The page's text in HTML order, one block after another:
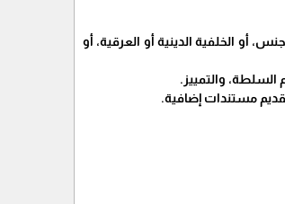
أو الخلفية الدينية أو العرقية، أو
والتمييز.
مستندات إضافية.